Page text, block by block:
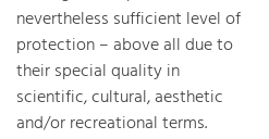
nevertheless sufficient level of
protection – above all due to
their special quality in
scientific, cultural, aesthetic
and/or recreational terms.